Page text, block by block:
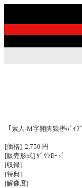
｢素人-M字開脚猿轡ﾊﾞｲ
[価格] 2,750 円
[販売形式] ﾀﾞｳﾝﾛｰﾄﾞ
[収録]
[特典]
[解像度]